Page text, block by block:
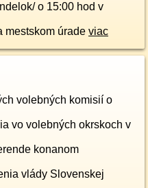
o 15:00 hod v
mestskom úrade viac
volebných komisií o
vo volebných okrskoch v
konanom
vlády Slovenskej